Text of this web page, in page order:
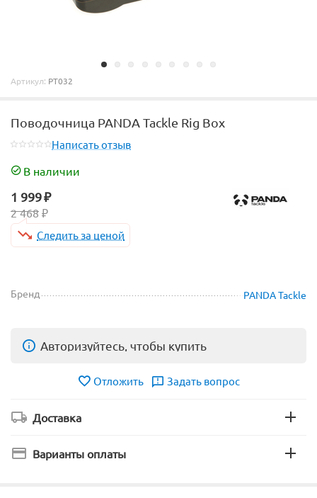
Артикул: PT032
Поводочница PANDA Tackle Rig Box
Написать отзыв
В наличии
1 999₽
2 468 ₽
Следить за ценой
Бренд PANDA Tackle
Авторизуйтесь, чтобы купить
Отложить Задать вопрос
Доставка
Варианты оплаты